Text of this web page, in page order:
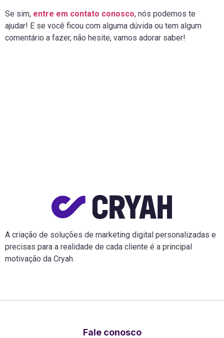
Se sim, entre em contato conosco, nós podemos te
ajudar! E se você ficou com alguma dúvida ou tem algum
comentário a fazer, não hesite, vamos adorar saber!
A criação de soluções de marketing digital personalizadas e
precisas para a realidade de cada cliente é a principal
motivação da Cryah.
Fale conosco